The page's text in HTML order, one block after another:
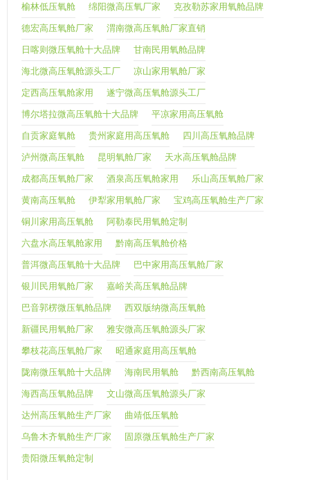
榆林低压氧舱 绵阳微高压氧厂家 克孜勒苏家用氧舱品牌
德宏高压氧舱厂家 渭南微高压氧舱厂家直销
日喀则微压氧舱十大品牌 甘南民用氧舱品牌
海北微高压氧舱源头工厂 凉山家用氧舱厂家
定西高压氧舱家用 遂宁微高压氧舱源头工厂
博尔塔拉微高压氧舱十大品牌 平凉家用高压氧舱
自贡家庭氧舱 贵州家庭用高压氧舱 四川高压氧舱品牌
泸州微高压氧舱 昆明氧舱厂家 天水高压氧舱品牌
成都高压氧舱厂家 酒泉高压氧舱家用 乐山高压氧舱厂家
黄南高压氧舱 伊犁家用氧舱厂家 宝鸡高压氧舱生产厂家
铜川家用高压氧舱 阿勒泰民用氧舱定制
六盘水高压氧舱家用 黔南高压氧舱价格
普洱微高压氧舱十大品牌 巴中家用高压氧舱厂家
银川民用氧舱厂家 嘉峪关高压氧舱品牌
巴音郭楞微压氧舱品牌 西双版纳微高压氧舱
新疆民用氧舱厂家 雅安微高压氧舱源头厂家
攀枝花高压氧舱厂家 昭通家庭用高压氧舱
陇南微压氧舱十大品牌 海南民用氧舱 黔西南高压氧舱
海西高压氧舱品牌 文山微高压氧舱源头厂家
达州高压氧舱生产厂家 曲靖低压氧舱
乌鲁木齐氧舱生产厂家 固原微压氧舱生产厂家
贵阳微压氧舱定制